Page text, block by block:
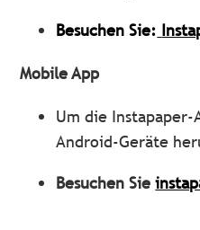
Besuchen Sie:
Mobile App
Um die
Android-Geräte
Besuchen Sie